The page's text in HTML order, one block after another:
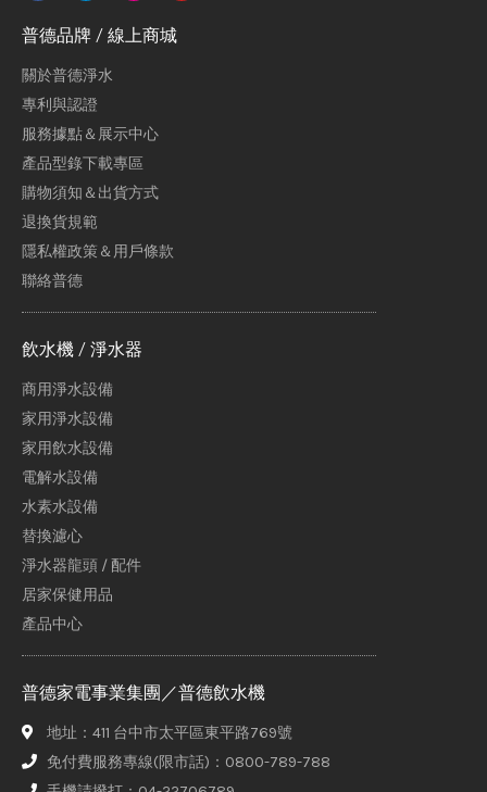
普德品牌 / 線上商城
關於普德淨水
專利與認證
服務據點＆展示中心
產品型錄下載專區
購物須知＆出貨方式
退換貨規範
隱私權政策＆用戶條款
聯絡普德
飲水機 / 淨水器
商用淨水設備
家用淨水設備
家用飲水設備
電解水設備
水素水設備
替換濾心
淨水器龍頭 / 配件
居家保健用品
產品中心
普德家電事業集團／普德飲水機
地址：411 台中市太平區東平路769號
免付費服務專線(限市話)：0800-789-788